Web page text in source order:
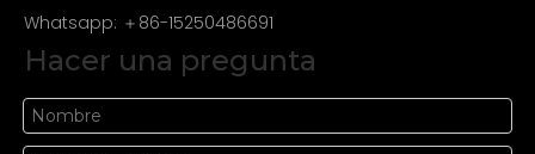
Whatsapp: ＋86-15250486691
Hacer una pregunta